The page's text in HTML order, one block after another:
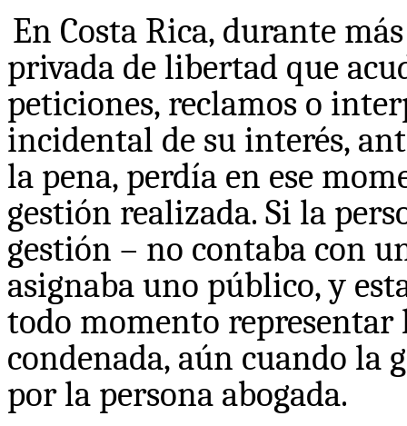
En Costa Rica, durante
privada de libertad que
peticiones, reclamos o
incidental de su interés,
la pena, perdía en ese
gestión realizada. Si la
gestión – no contaba con
asignaba uno público, y
todo momento representar
condenada, aún cuando la
por la persona abogada.